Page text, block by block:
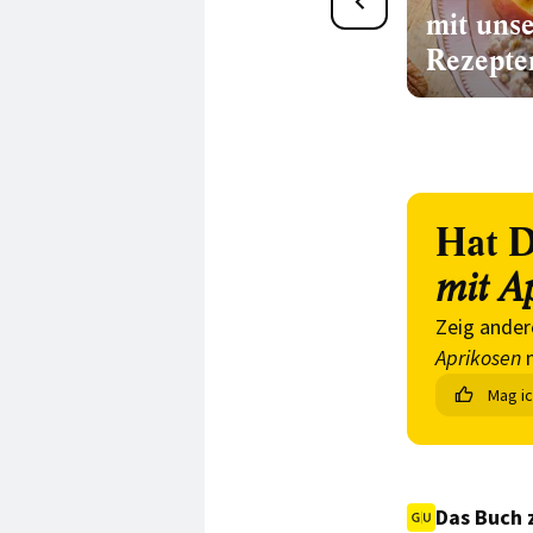
mit
Hat
mit
Zeig
Aprikosen
Mag
Das Buch